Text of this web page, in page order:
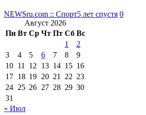
NEWSru.com :: Спорт5 лет спустя 0
Август 2026
Пн Вт Ср Чт Пт Сб Вс
1
2
3
4 5 6 7 8
9
10 11 12 13 14 15 16
17 18 19 20 21 22 23
24 25 26 27 28 29 30
31
« Июл